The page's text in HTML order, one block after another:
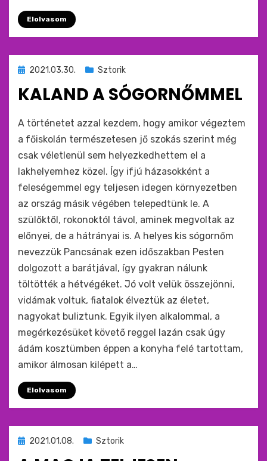
Elolvasom
Beküldve
2021.03.30. Sztorik
KALAND A SÓGORNŐMMEL
by monkey
A történetet azzal kezdem, hogy amikor végeztem
a főiskolán természetesen jő szokás szerint még
csak véletlenül sem helyezkedhettem el a
lakhelyemhez közel. Így ifjú házasokként a
feleségemmel egy teljesen idegen környezetben
az ország másik végében telepedtünk le. A
szülőktől, rokonoktól távol, aminek megvoltak az
előnyei, de a hátrányai is. A helyes kis sógornőm
nevezzük Pancsának ezen időszakban Pesten
dolgozott a barátjával, így gyakran nálunk
töltötték a hétvégéket. Jó volt velük összejönni,
vidámak voltuk, fiatalok élveztük az életet,
nagyokat buliztunk. Egyik ilyen alkalommal, a
megérkezésüket követő reggel lazán csak úgy
ádám kosztümben éppen a konyha felé tartottam,
amikor álmosan kilépett a…
Elolvasom
Beküldve
2021.01.08. Sztorik